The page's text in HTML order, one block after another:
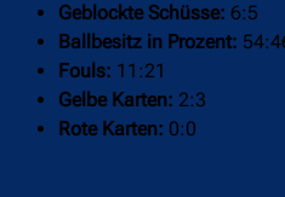
Geblockte Schüsse: 6:5
Ballbesitz in Prozent:
Fouls: 11:21
Gelbe Karten: 2:3
Rote Karten: 0:0